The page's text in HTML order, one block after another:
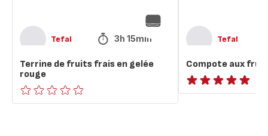
Tefal 3h 15min
Terrine de fruits frais en gelée
rouge
ratings.0
Tefal
Compote aux
ratings.NaN